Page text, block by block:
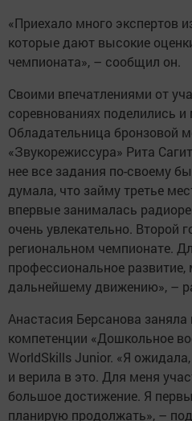
«Приехало много экспертов
которые дают высокие
чемпионата», – сообщил он.
Своими впечатлениями от
соревнованиях поделились
Обладательница бронзовой
«Звукорежиссура» Рита
нее все задания по-своему
думала, что займу третье
впервые занималась
очень увлекательно. Второй
региональном чемпионате.
профессиональное развитие,
дальнейшему движению», –
Анастасия Берсанова заняла
компетенции «Дошкольное
WorldSkills Junior. «Я
и верила в это. Для меня
большое достижение. Я
планирую продолжать», –